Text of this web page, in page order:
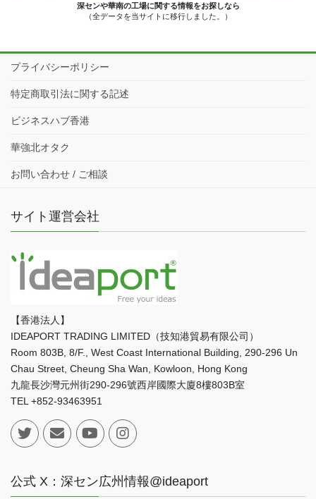
深センや華南の工場に関する情報をお探しなら
（全データを当サイトに移行しました。）
プライバシーポリシー
特定商取引法に関する記述
ビジネスハブ香港
華強北オタク
お問い合わせ / ご相談
サイト運営会社
【香港法人】
IDEAPORT TRADING LIMITED（技知港貿易有限公司）
Room 803B, 8/F., West Coast International Building, 290-296 Un
Chau Street, Cheung Sha Wan, Kowloon, Hong Kong
九龍長沙灣元州街290-296號西岸國際大廈8樓803B室
TEL +852-93463951
公式 X：深セン広州情報@ideaport